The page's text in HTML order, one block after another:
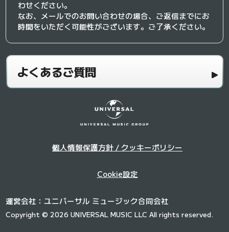
わせください。
なお、メールでのお問い合わせの場合、ご返信までにお
時間をいただく可能性がございます。ご了承ください。
よくあるご質問
個人情報保護方針 / クッキーポリシー
Cookie設定
運営会社：ユニバーサル ミュージック合同会社
Copyright © 2026 UNIVERSAL MUSIC LLC All rights reserved.